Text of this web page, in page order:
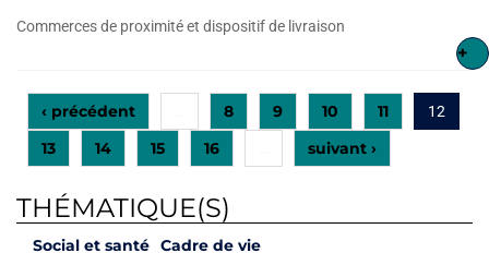
Commerces de proximité et dispositif de livraison
+
‹ précédent 8 9 10 11 12
13 14 15 16 suivant ›
THÉMATIQUE(S)
Social et santé Cadre de vie